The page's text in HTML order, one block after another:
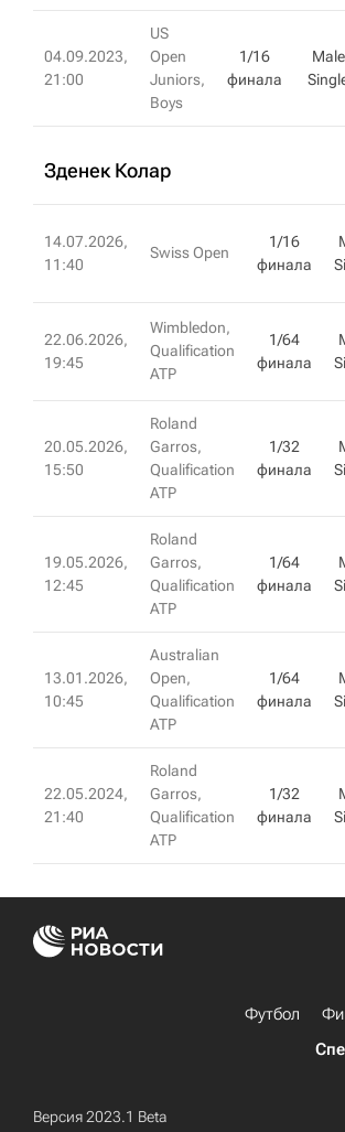
04.09.2023,
21:00
US
Open
Juniors,
Boys
1/16
финала
Male
Зденек Колар
14.07.2026,
11:40
Swiss Open
1/16
финала
22.06.2026,
19:45
Wimbledon,
Qualification
ATP
1/64
финала
20.05.2026,
15:50
Roland
Garros,
Qualification
ATP
1/32
финала
19.05.2026,
12:45
Roland
Garros,
Qualification
ATP
1/64
финала
13.01.2026,
10:45
Australian
Open,
Qualification
ATP
1/64
финала
22.05.2024,
21:40
Roland
Garros,
Qualification
ATP
1/32
финала
Футбол
Версия 2023.1 Beta